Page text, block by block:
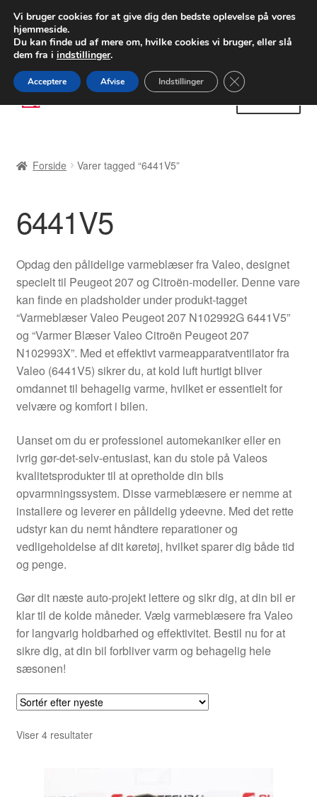
LEVERING fra 55 kr.
FEDEX verdensomspændende forsendelse
80 82 72 02
Spring
til
Spring
til
Betalinger
Kasse
Klageprocedure
Kontakte
Kurv
Levering
Min Konto
Om os
Privatlivspolitik
Vilkår og betingelser
Forside Varer tagged “6441V5”
6441V5
Opdag den pålidelige varmeblæser fra Valeo, designet
specielt til Peugeot 207 og Citroën-modeller. Denne vare
kan finde en pladsholder under produkt-tagget
“Varmeblæser Valeo Peugeot 207 N102992G 6441V5”
og “Varmer Blæser Valeo Citroën Peugeot 207
N102993X”. Med et effektivt varmeapparatventilator fra
Valeo (6441V5) sikrer du, at kold luft hurtigt bliver
omdannet til behagelig varme, hvilket er essentielt for
velvære og komfort i bilen.
Uanset om du er professionel automekaniker eller en
ivrig gør-det-selv-entusiast, kan du stole på Valeos
kvalitetsprodukter til at opretholde din bils
opvarmningssystem. Disse varmeblæsere er nemme at
installere og leverer en pålidelig ydeevne. Med det rette
udstyr kan du nemt håndtere reparationer og
vedligeholdelse af dit køretøj, hvilket sparer dig både tid
og penge.
Gør dit næste auto-projekt lettere og sikr dig, at din bil er
klar til de kolde måneder. Vælg varmeblæsere fra Valeo
for langvarig holdbarhed og effektivitet. Bestil nu for at
sikre dig, at din bil forbliver varm og behagelig hele
sæsonen!
Viser 4 resultaterSorteret
Vi bruger cookies for at give dig den bedste oplevelse på vores
hjemmeside.
Du kan finde ud af mere om, hvilke cookies vi bruger, eller slå
dem fra i indstillinger.
Acceptere Afvise Indstillinger Close GDPR